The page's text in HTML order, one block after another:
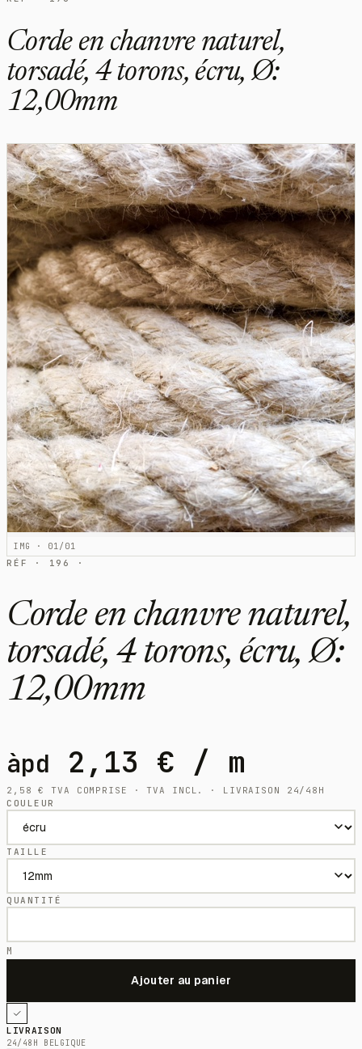
Corde en chanvre naturel,
torsadé, 4 torons, écru, Ø:
12,00mm
IMG · 01/01
RÉF · 196 ·
Corde en chanvre naturel,
torsadé, 4 torons, écru, Ø:
12,00mm
àpd 2,13 € / m
2,58€
TVA COMPRISE · TVA INCL. · LIVRAISON 24/48H
COULEUR
TAILLE
QUANTITÉ
M
LIVRAISON
24/48H BELGIQUE